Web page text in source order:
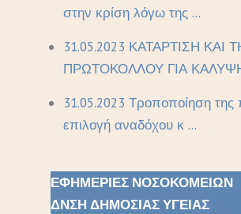
στην κρίση λόγω της ...
31.05.2023 ΚΑΤΑΡΤΙΣΗ
ΠΡΩΤΟΚΟΛΛΟΥ ΓΙΑ
31.05.2023 Τροποποίηση της
επιλογή αναδόχου κ ...
ΕΦΗΜΕΡΙΕΣ ΝΟΣΟΚΟΜΕΙΩΝ
ΔΝΣΗ ΔΗΜΟΣΙΑΣ ΥΓΕΙΑΣ